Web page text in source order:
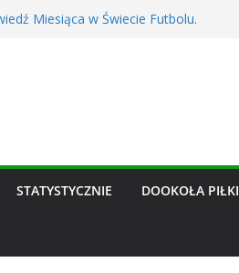
STATYSTYCZNIE DOOKOŁA PIŁKI